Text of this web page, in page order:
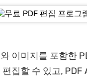
이미지를 포함한
편집할 수 있고,